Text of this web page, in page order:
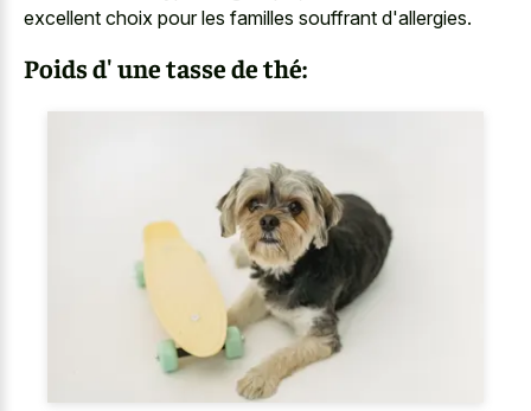
excellent choix pour les familles souffrant d'allergies.
Poids d' une tasse de thé: